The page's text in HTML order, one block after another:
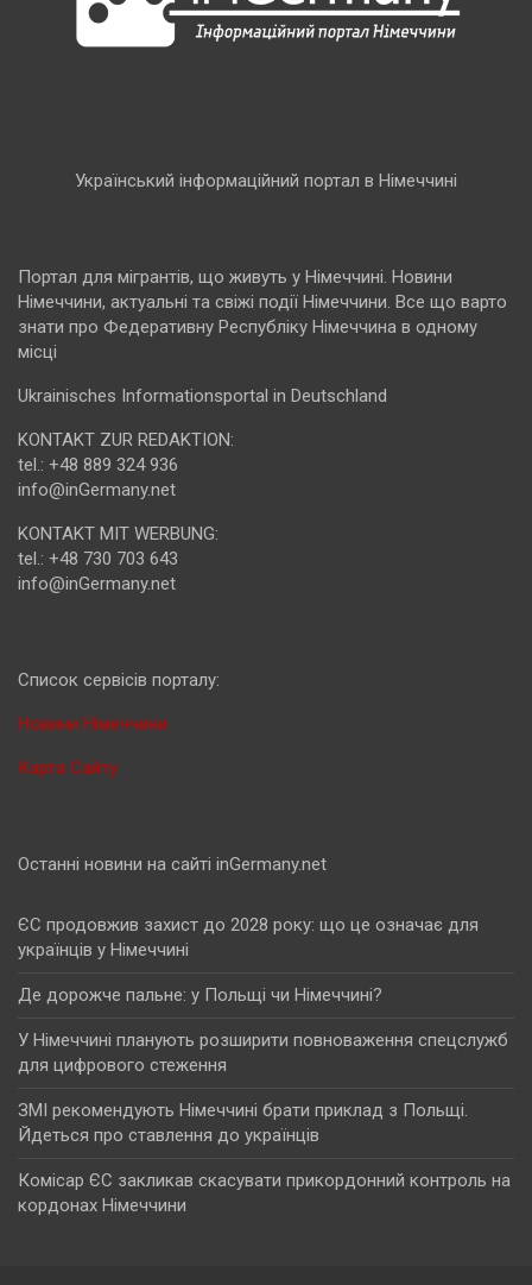
Український інформаційний портал в Німеччині
Портал для мігрантів, що живуть у Німеччині. Новини
Німеччини, актуальні та свіжі події Німеччини. Все що варто
знати про Федеративну Республіку Німеччина в одному
місці
Ukrainisches Informationsportal in Deutschland
KONTAKT ZUR REDAKTION:
tel.: +48 889 324 936
info@inGermany.net
KONTAKT MIT WERBUNG:
tel.: +48 730 703 643
info@inGermany.net
Cписок сервісів порталу:
Новини Німеччини
Карта Сайту
Останні новини на сайті inGermany.net
ЄС продовжив захист до 2028 року: що це означає для
українців у Німеччині
Де дорожче пальне: у Польщі чи Німеччині?
У Німеччині планують розширити повноваження спецслужб
для цифрового стеження
ЗМІ рекомендують Німеччині брати приклад з Польщі.
Йдеться про ставлення до українців
Комісар ЄС закликав скасувати прикордонний контроль на
кордонах Німеччини